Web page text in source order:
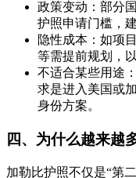
政策变动：部分
护照申请门槛，
隐性成本：如项
等需提前规划，
不适合某些用途
求是进入美国或
身份方案。
四、为什么越来越
加勒比护照不仅是“第